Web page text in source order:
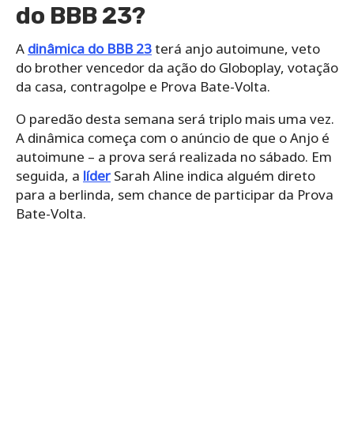
do BBB 23?
A dinâmica do BBB 23terá anjo autoimune, veto
do brother vencedor da ação do Globoplay, votação
da casa, contragolpe e Prova Bate-Volta.
O paredão desta semana será triplo mais uma vez.
A dinâmica começa com o anúncio de que o Anjo é
autoimune – a prova será realizada no sábado. Em
seguida, a líder Sarah Aline indica alguém direto
para a berlinda, sem chance de participar da Prova
Bate-Volta.